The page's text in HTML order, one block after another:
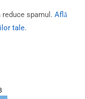
spamul. Află
tale.